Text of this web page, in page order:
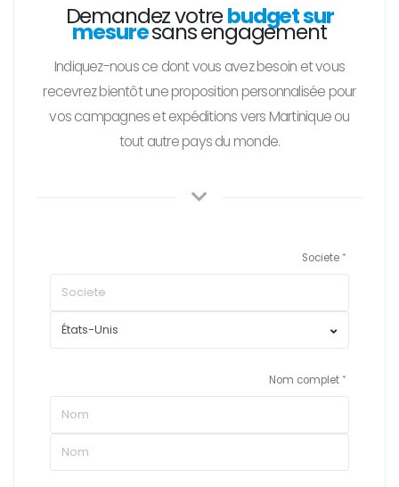
Demandez votrebudget sur
mesuresans engagement
Indiquez-nous ce dont vous avez besoin et vous
recevrez bientôt une proposition personnalisée pour
vos campagnes et expéditions vers Martinique ou
tout autre pays du monde.
Societe
Nom complet